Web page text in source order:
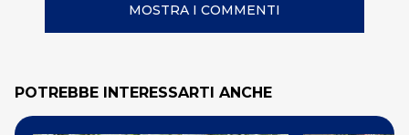
MOSTRA I COMMENTI
POTREBBE INTERESSARTI ANCHE